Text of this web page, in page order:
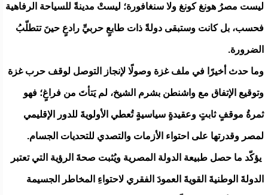
ليست مصرُ هونغ كونغ ولا سنغافورة؛ ليستْ مدينةً للسياحة الرفاهية
فحسب، بل كانت وستبقى دولةً ذات طابعٍ حربيِّ رادعٍ حينَ تتطلّبُ
الضرورة.
وما حدث أخيرًا في ملف غزة وصولًا لإنجاز التوصل لوقف حرب غزة
وتوقيع الإتفاق مع واشنطن بشرم الشيخ، لم يَتأتَ من فراغٍ؛ فهو
ثمرةُ موقفٍ ثابتٍ وعقيدةٍ سياسيةٍ تُعطي الأولويةَ للدور الإقليمي
لمصر وقدرتها على احتواء الأزمات والتصدي للتحديات الجسام.
يؤكّد ما حصل طبيعة الدولة المصرية ويُثبت صحةَ الرؤية التي تعتبر
الدولةَ الوطنيةَ القويةَ العمودَ الفقري لاحتواءِ المخاطر الجسيمة